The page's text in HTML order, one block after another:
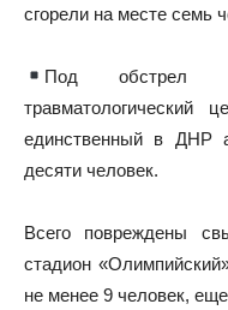
сгорели на месте семь
Под обстрел
травматологический
единственный в ДНР
десяти человек.
Всего повреждены
стадион
не менее 9 человек,